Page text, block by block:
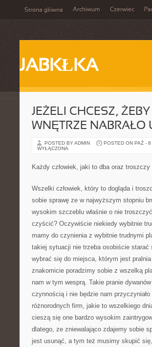
Strona główna Archiwum Czerwiec
JABKŁKA
JEŻELI CHCESZ,
WNĘTRZE NABRAŁO
POSTED BY ADMIN POSTED ON PAŹ -
WYŁĄCZONA
Każdy człowiek, jaki to dba oraz
Wszelki człowiek, który to dogląda i
sobie sprawę ze w najwyższym stopniu
wysokim szczeblu właśnie o nie
czyścić? Oczywiście niekiedy wybitnie
mamy do czynienia z wybitnie trudnymi
takiej sytuacji nie trzeba osobiście starać
wybrać się do miejsca, którym jest
znakomicie poradzimy sobie z wszelką
nam w tym wesprą. Takie pranie
czynnością i nie będzie nam
różnorodnych firm, jakie to wszelkiego
cieszą się one bardzo wysokim
dlatego, ze zniewalająco zdajemy sobie
jest usunąć, a tym też musimy skupić